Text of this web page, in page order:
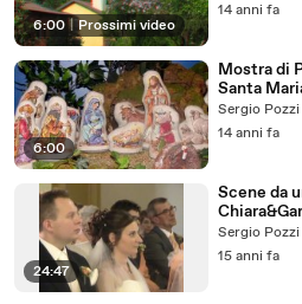
6:00 | Prossimi video
14 anni fa
6:00
Mostra di
Santa
Naviglio
Sergio Pozzi
14 anni fa
24:47
Scene da
Sergio Pozzi
15 anni fa